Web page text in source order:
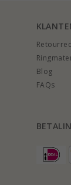
Blog
FAQs